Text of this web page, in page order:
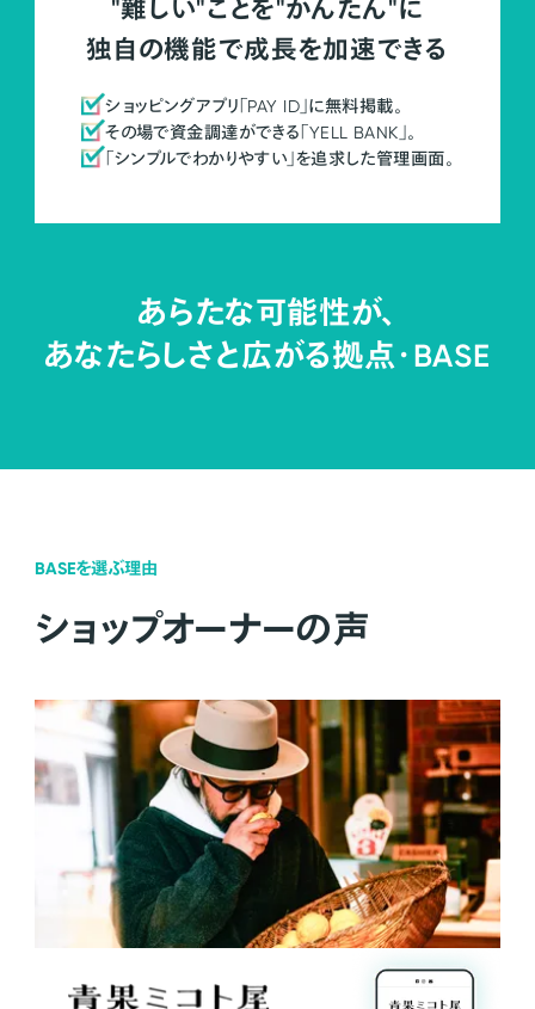
"難しい"ことを"かんたん"に
独自の機能で成長を加速できる
ショッピングアプリ「PAY ID」に無料掲載。
その場で資金調達ができる「YELL BANK」。
「シンプルでわかりやすい」を追求した管理画面。
あらたな可能性が、
あなたらしさと広がる拠点・BASE
BASEを選ぶ理由
ショップオーナーの声